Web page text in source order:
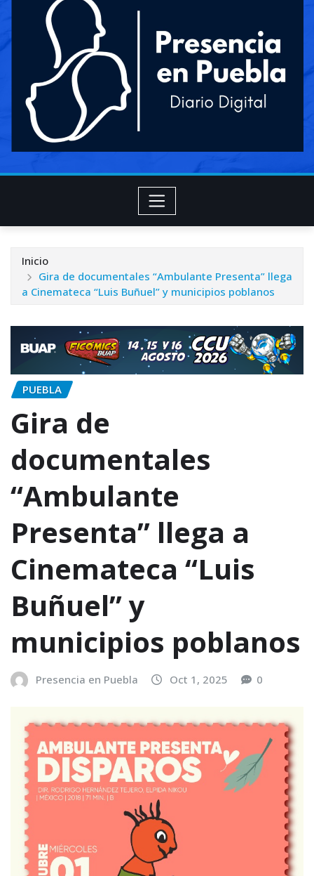
Inicio
Gira de documentales “Ambulante Presenta” llega
a Cinemateca “Luis Buñuel” y municipios poblanos
PUEBLA
Gira de
documentales
“Ambulante
Presenta” llega a
Cinemateca “Luis
Buñuel” y
municipios poblanos
Presencia en Puebla Oct 1, 2025 0